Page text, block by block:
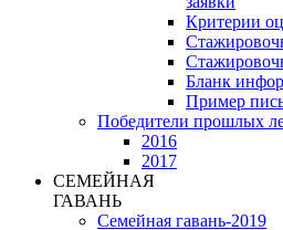
Критерии
Бланк
Пример
Победители прошлых
2016
2017
СЕМЕЙНАЯ
ГАВАНЬ
Семейная гавань-2019